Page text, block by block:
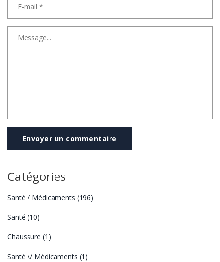
Envoyer un commentaire
Catégories
Santé / Médicaments (196)
Santé (10)
Chaussure (1)
Santé \/ Médicaments (1)